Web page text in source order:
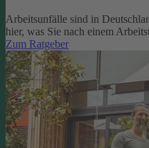
Arbeitsunfälle sind in
hier, was Sie nach einem
Zum Ratgeber